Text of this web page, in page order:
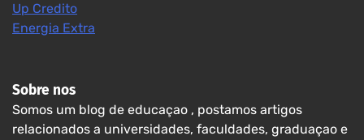
Up Credito
Energia Extra
Sobre nos
Somos um blog de educaçao , postamos artigos
relacionados a universidades, faculdades, graduaçao e